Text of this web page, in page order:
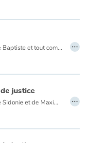
Viens découvrir le métier de Baptiste et tout comprendre sur le métier d’architecte ! Une partie documentaire t’éclairera sur l’histoire du métier, son vocabulaire et plein d’infos passionnantes ! …
justice
Une journée dans les pas de Sidonie et de Maxime, tous deux commissaires de justice passionnés par leur métier. Ils travaillent ensemble, mais chacun raconte sa journée d’un côté du livre, c’est renversant ! …